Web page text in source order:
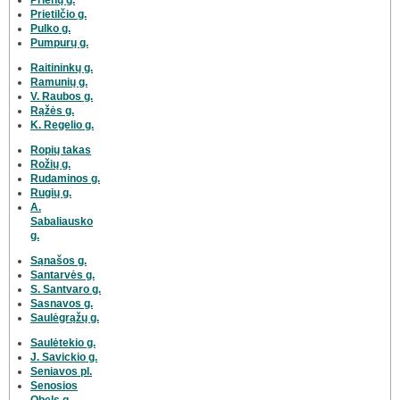
Prietilčio g.
Pulko g.
Pumpurų g.
Raitininkų g.
Ramunių g.
V. Raubos g.
Rąžės g.
K. Regelio g.
Ropių takas
Rožių g.
Rudaminos g.
Rugių g.
A.
Sabaliausko
g.
Sąnašos g.
Santarvės g.
S. Santvaro g.
Sasnavos g.
Saulėgrąžų g.
Saulėtekio g.
J. Savickio g.
Seniavos pl.
Senosios